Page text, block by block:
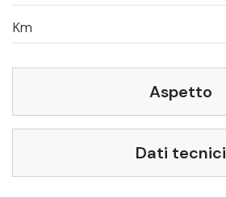
Km
Aspetto
Dati tecnici
Cognome*
Email*
Telefono*